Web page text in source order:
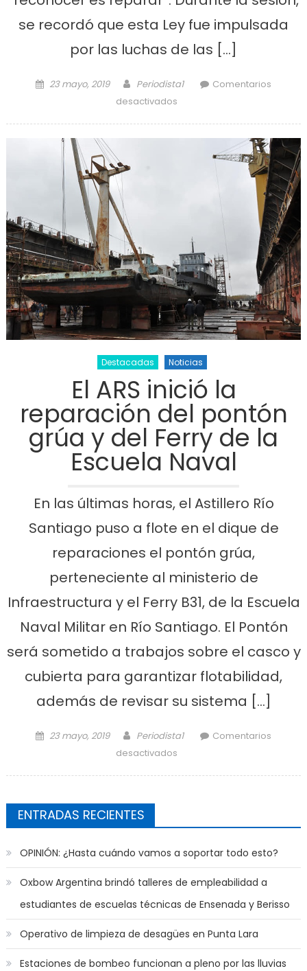
se recordó que esta Ley fue impulsada
por las luchas de las […]
Posted on
23 mayo, 2019 Author
Periodista1
Comentarios
desactivados
Identidad de Género
Destacadas Noticias
El ARS inició la
reparación del pontón
grúa y del Ferry de la
Escuela Naval
En las últimas horas, el Astillero Río
Santiago puso a flote en el dique de
reparaciones el pontón grúa,
perteneciente al ministerio de
Infraestructura y el Ferry B31, de la Escuela
Naval Militar en Río Santiago. El Pontón
será sometido a trabajos sobre el casco y
cubierta para garantizar flotabilidad,
además de revisar su sistema […]
Posted on
23 mayo, 2019 Author
Periodista1
Comentarios
desactivados
ENTRADAS RECIENTES
OPINIÓN: ¿Hasta cuándo vamos a soportar todo esto?
Oxbow Argentina brindó talleres de empleabilidad a
estudiantes de escuelas técnicas de Ensenada y Berisso
Operativo de limpieza de desagües en Punta Lara
Estaciones de bombeo funcionan a pleno por las lluvias